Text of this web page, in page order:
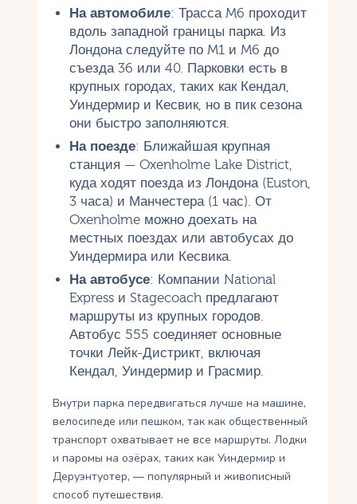
На автомобиле: Трасса M6 проходит
вдоль западной границы парка. Из
Лондона следуйте по M1 и M6 до
съезда 36 или 40. Парковки есть в
крупных городах, таких как Кендал,
Уиндермир и Кесвик, но в пик сезона
они быстро заполняются.
На поезде: Ближайшая крупная
станция — Oxenholme Lake District,
куда ходят поезда из Лондона (Euston,
3 часа) и Манчестера (1 час). От
Oxenholme можно доехать на
местных поездах или автобусах до
Уиндермира или Кесвика.
На автобусе: Компании National
Express и Stagecoach предлагают
маршруты из крупных городов.
Автобус 555 соединяет основные
точки Лейк-Дистрикт, включая
Кендал, Уиндермир и Грасмир.
Внутри парка передвигаться лучше на машине,
велосипеде или пешком, так как общественный
транспорт охватывает не все маршруты. Лодки
и паромы на озёрах, таких как Уиндермир и
Деруэнтуотер, — популярный и живописный
способ путешествия.